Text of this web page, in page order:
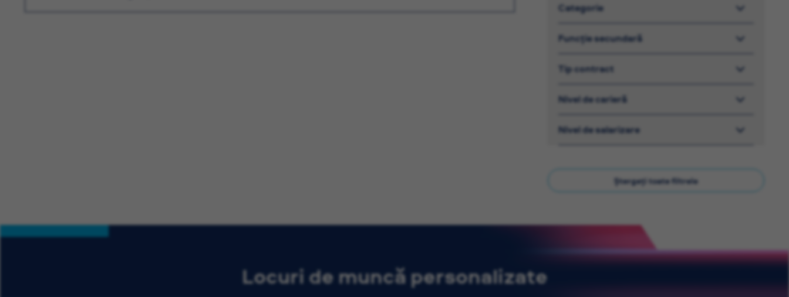
Categorie
Funcție secundară
Tip contract
Nivel de carieră
Nivel de salarizare
Ștergeți toate filtrele
Locuri de muncă personalizate